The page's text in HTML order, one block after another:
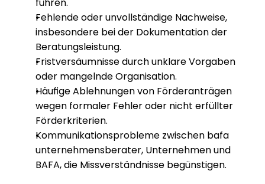
führen.
Fehlende oder unvollständige Nachweise,
insbesondere bei der Dokumentation der
Beratungsleistung.
Fristversäumnisse durch unklare Vorgaben
oder mangelnde Organisation.
Häufige Ablehnungen von Förderanträgen
wegen formaler Fehler oder nicht erfüllter
Förderkriterien.
Kommunikationsprobleme zwischen bafa
unternehmensberater, Unternehmen und
BAFA, die Missverständnisse begünstigen.